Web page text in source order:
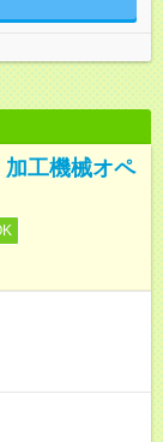
工機械オペ